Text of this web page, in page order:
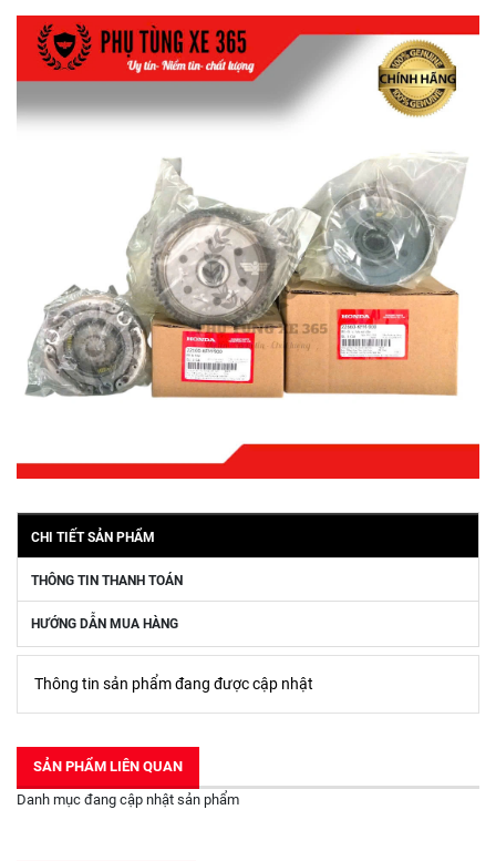
CHI TIẾT SẢN PHẨM
THÔNG TIN THANH TOÁN
HƯỚNG DẪN MUA HÀNG
Thông tin sản phẩm đang được cập nhật
SẢN PHẨM LIÊN QUAN
Danh mục đang cập nhật sản phẩm